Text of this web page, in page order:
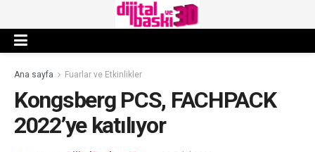
Ana sayfa Fuarlar ve Etkinlikler
Kongsberg PCS, FACHPACK
2022’ye katılıyor